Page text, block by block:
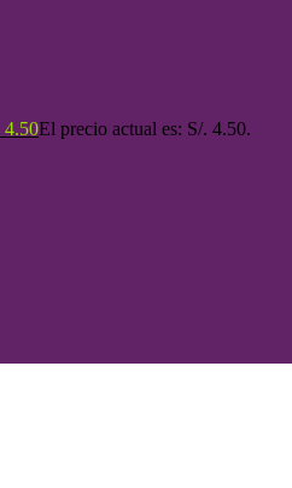
4.50El precio actual es: S/. 4.50.